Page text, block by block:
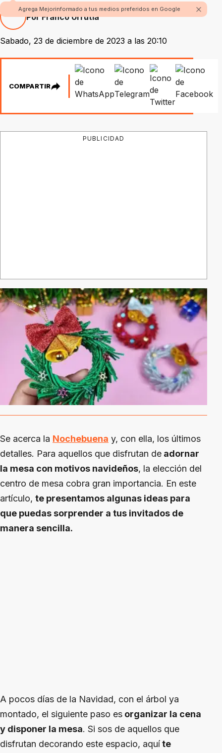
Agrega Mejorinformado a tus medios preferidos en Google
Por Franco Urrutia
Sabado, 23 de diciembre de 2023 a las 20:10
COMPARTIR
PUBLICIDAD
Se acerca la Nochebuena y, con ella, los últimos
detalles. Para aquellos que disfrutan de adornar
la mesa con motivos navideños, la elección del
centro de mesa cobra gran importancia. En este
artículo, te presentamos algunas ideas para
que puedas sorprender a tus invitados de
manera sencilla.
A pocos días de la Navidad, con el árbol ya
montado, el siguiente paso es organizar la cena
y disponer la mesa. Si sos de aquellos que
disfrutan decorando este espacio, aquíte